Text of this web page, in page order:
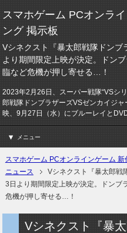
スマホゲーム PCオンラ
ング 掲示板
Vシネクスト『暴太郎戦隊ドンブ
より期間限定上映が決定。ドン
臨など危機が押し寄せる…！
2023年2月26日、スーパー戦隊“VSシ
郎戦隊ドンブラザーズVSゼンカイジ
映、9月27日（水）にブルーレイと
メニュー
スマホゲーム PCオンラインゲーム
ニュース
Vシネクスト『暴太郎戦
3日より期間限定上映が決定。ドンブ
危機が押し寄せる…！
Vシネクスト『暴